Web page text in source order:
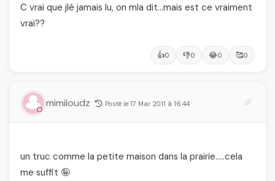
C vrai que jlé jamais lu, on mla dit…mais est ce vraiment
vrai??
👍0 👎0 😂0 🥰0
mimiloudz Posté le 17 Mar 2011 à 16:44
un truc comme la petite maison dans la prairie…..cela
me suffit 🤪